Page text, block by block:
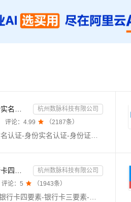
【数脉API】身份实名认证-身份实名认证-身份证二要素-身份证实名认证-身份证实名认证-身份实名认证-身份证...
杭州数脉科技有限公司
评论： 4.99  （2187条）
9年老店【身份实名认证-身份实名认证-身份证二要素-身份实名认证-实名认证-身份证实名-身份证实名认证-身份证实名认证-身份实名认证-身份证实名认证-身份证二要素-实名认证-身份证实名认证-身份实名认证-身份证实名验证-身份证实名认证核验校验-身份实名认证-身份证实名认证接口-身份证二要素核验-身份实名认证-身份证二要素认证】传入姓名、身份证号，核验二要素是否一致，返回生日、性别、籍贯等信息。官方权威数据，拒绝缓存数据。
【数脉API】银行卡四要素-银行卡四元素-银行卡四要素-银行卡二三要素-银行卡三要素-银行卡二要素-银行卡二...
杭州数脉科技有限公司
评论： 5  （1943条）
【银行卡四要素-银行卡四要素-银行卡三要素-银行卡三要素-银行卡二要素-银行卡二要素-银行卡三要素-银行卡实名认证-银行卡四要素-银行卡四要素核验-银行卡四要素校验-银行卡四要素核验】输入银行卡卡号、姓名、身份证号码、手机号，验证此四要素是否一致。银联官方渠道，实时联网核验，数据校验准确，仅供高质接口，零缓存毫秒级响应，欢迎采购咨询享5折优惠！诚信老店◆口碑商家◆精益求精◆品质保障◆金牌售后